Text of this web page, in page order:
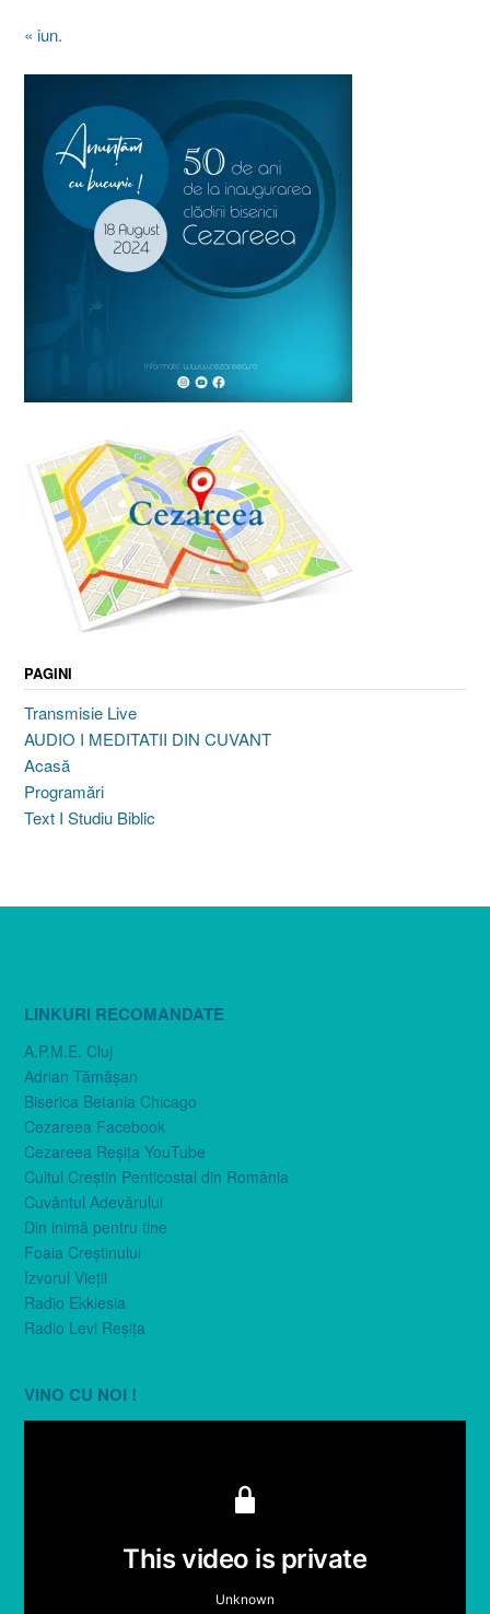
« iun.
PAGINI
Transmisie Live
AUDIO I MEDITATII DIN CUVANT
Acasă
Programări
Text I Studiu Biblic
LINKURI RECOMANDATE
A.P.M.E. Cluj
Adrian Tămăşan
Biserica Betania Chicago
Cezareea Facebook
Cezareea Reşiţa YouTube
Cultul Creştin Penticostal din România
Cuvântul Adevărului
Din inimă pentru tine
Foaia Creştinului
Izvorul Vieţii
Radio Ekklesia
Radio Levi Reşiţa
VINO CU NOI !